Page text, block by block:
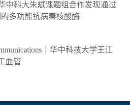
中科大朱斌课题组合作发现通过
多功能抗病毒核酸酶
｜华中科技大学王江
血管